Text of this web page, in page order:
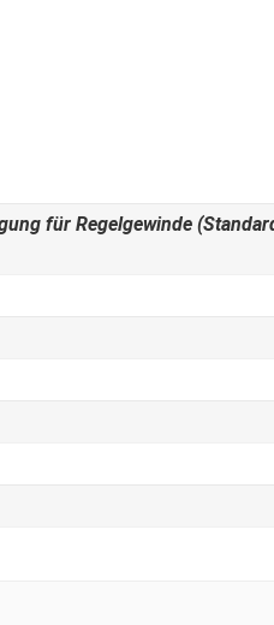
für Regelgewinde